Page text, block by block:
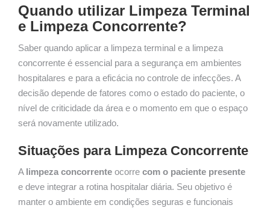
Quando utilizar Limpeza Terminal
e Limpeza Concorrente?
Saber quando aplicar a limpeza terminal e a limpeza
concorrente é essencial para a segurança em ambientes
hospitalares e para a eficácia no controle de infecções. A
decisão depende de fatores como o estado do paciente, o
nível de criticidade da área e o momento em que o espaço
será novamente utilizado.
Situações para Limpeza Concorrente
A limpeza concorrente ocorre com o paciente presente
e deve integrar a rotina hospitalar diária. Seu objetivo é
manter o ambiente em condições seguras e funcionais